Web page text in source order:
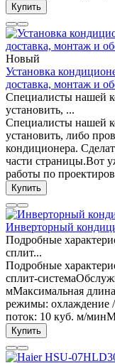
Купить
Новый
Установка
доставка, монтаж и
Специалисты нашей
установить, ...
Специалисты нашей
установить, либо
кондиционера.
части страницы.Вот
работы по
Купить
Инверторный
Подробные
сплит...
Подробные
сплит-
мМаксимальная
режимы: охлаждение
поток: 10 куб. м/
Купить